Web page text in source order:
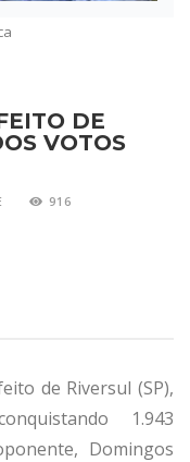
DE
VOTOS
916
de Riversul (SP),
1.943
Domingos